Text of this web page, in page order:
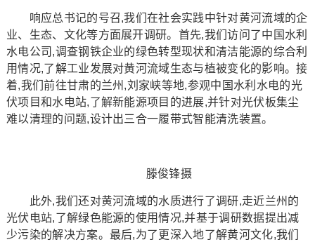
响应总书记的号召,我们在社会实践中针对黄河流域的企
业、生态、文化等方面展开调研。首先,我们访问了中国水利
水电公司,调查钢铁企业的绿色转型现状和清洁能源的综合利
用情况,了解工业发展对黄河流域生态与植被变化的影响。接
着,我们前往甘肃的兰州,刘家峡等地,参观中国水利水电的光
伏项目和水电站,了解新能源项目的进展,并针对光伏板集尘
难以清理的问题,设计出三合一履带式智能清洗装置。
滕俊锋摄
此外,我们还对黄河流域的水质进行了调研,走近兰州的
光伏电站,了解绿色能源的使用情况,并基于调研数据提出减
少污染的解决方案。最后,为了更深入地了解黄河文化,我们